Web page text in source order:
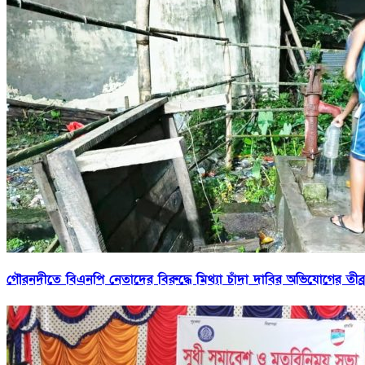
গৌরনদীতে বিএনপি নেতাদের বিরুদ্ধে মিথ্যা চাঁদা দাবির অভিযোগের